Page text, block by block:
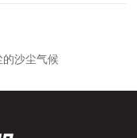
沙尘气候